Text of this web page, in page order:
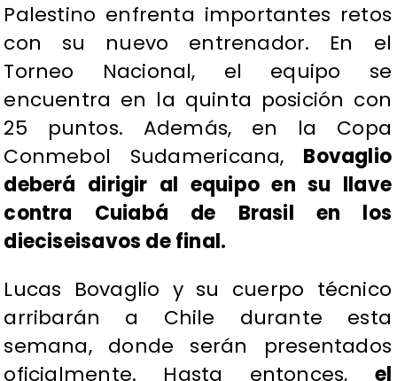
Palestino enfrenta importantes retos
con su nuevo entrenador. En el
Torneo Nacional, el equipo se
encuentra en la quinta posición con
25 puntos. Además, en la Copa
Conmebol Sudamericana, Bovaglio
deberá dirigir al equipo en su llave
contra Cuiabá de Brasil en los
dieciseisavos de final.
Lucas Bovaglio y su cuerpo técnico
arribarán a Chile durante esta
semana, donde serán presentados
oficialmente. Hasta entonces, el